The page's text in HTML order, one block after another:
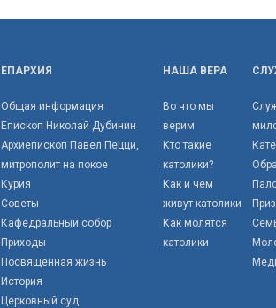
ЕПАРХИЯ
Общая информация
Епископ Николай Дубинин
Архиепископ Павел Пецци,
митрополит на покое
Курия
Советы
Кафедральный собор
Приходы
Посвященная жизнь
История
Церковный суд
НАША ВЕРА
Во что мы
верим
Кто такие
католики?
Как и чем
живут католики
Как молятся
католики